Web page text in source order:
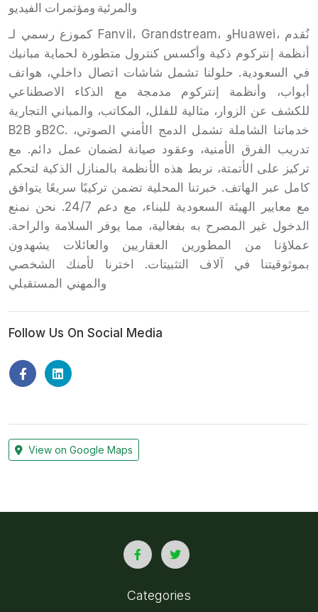
والمرئية ومؤتمرات الفيديو
كموزع رسمي لـ Fanvil، Grandstream، وHuawei، نُقدم
أنظمة إنتركوم ذكية وأكسس كنترول متطورة لحماية مبانيك
في السعودية. حلولنا تشمل شاشات اتصال داخلي، هواتف
أبواب، وأنظمة إنتركوم مدمجة مع الذكاء الاصطناعي
للكشف عن الزوار، مثالية للفلل، المكاتب، والمباني التجارية
B2B وB2C. خدماتنا الشاملة تشمل الدمج الأمني الصوتي،
تدريب الفرق الأمنية، وعقود صيانة لضمان عمل دائم. مع
تركيز على الأتمتة، نربط هذه الأنظمة بالمنازل الذكية لتحكم
كامل عبر الهاتف. خبرتنا المحلية تضمن تركيبًا سريعًا يتوافق
مع معايير الهيئة السعودية للبناء، مع دعم 24/7. نحن نمنع
الدخول غير المصرح به بفعالية، مما يوفر السلامة والراحة.
عملاؤنا من المطورين العقاريين والعائلات يشهدون
بموثوقيتنا في آلاف التثبيتات. اخترنا لأمنك الشخصي
والمهني المستقبلي
Follow Us On Social Media
View on Google Maps
Categories